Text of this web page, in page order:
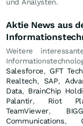
und Analysten.
Aktie News aus
Weitere
Salesforce, GFT
Realtech, SAP,
Data, BrainChip
Palantir, Riot
TeamViewer,
Communications,